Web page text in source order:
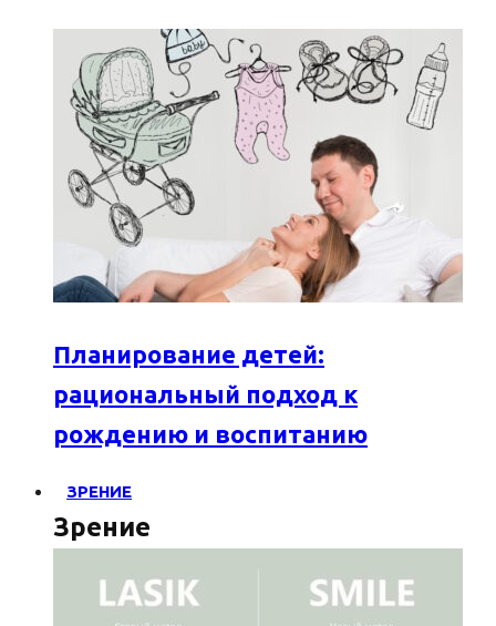
Планирование детей:
рациональный подход к
рождению и воспитанию
ЗРЕНИЕ
Зрение